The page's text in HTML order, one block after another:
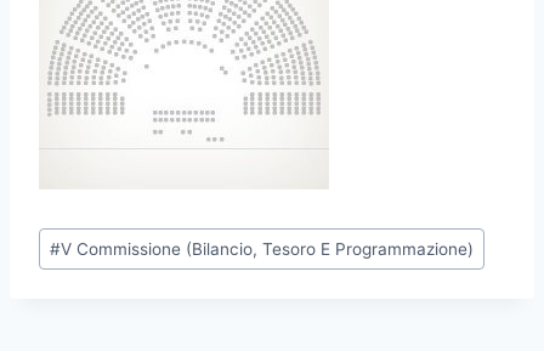
P
o
#V Commissione (Bilancio, Tesoro E Programmazione)